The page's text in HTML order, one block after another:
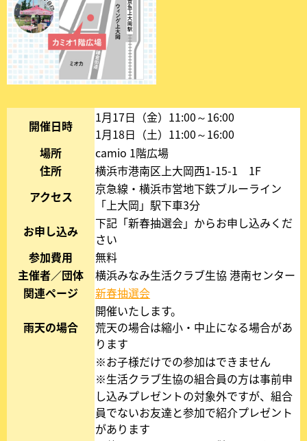
開催日時
1月17日（金）11:00～16:00
1月18日（土）11:00～16:00
場所
camio 1階広場
住所
横浜市港南区上大岡西1-15-1 1F
アクセス
京急線・横浜市営地下鉄ブルーライン
「上大岡」駅下車3分
お申し込み
下記「新春抽選会」からお申し込みくだ
さい
参加費用
無料
主催者／団体
横浜みなみ生活クラブ生協 港南センター
関連ページ
新春抽選会
し
い
ブ
ま
た
は
雨天の場合
開催いたします。
荒天の場合は縮小・中止になる場合があ
ります
※お子様だけでの参加はできません
※生活クラブ生協の組合員の方は事前申
し込みプレゼントの対象外ですが、組合
員でないお友達と参加で紹介プレゼント
があります